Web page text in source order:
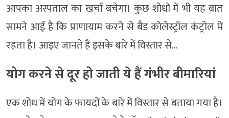
आपका अस्पताल का खर्चा बचेगा। कुछ शोधों में भी यह बात
सामने आई है कि प्राणायाम करने से बैड कोलेस्ट्रॉल कंट्रोल में
रहता है। आइए जानते हैं इसके बारे में विस्तार से…
योग करने से दूर हो जाती ये हैं गंभीर बीमारियां
एक शोध में योग के फायदों के बारे में विस्तार से बताया गया है।